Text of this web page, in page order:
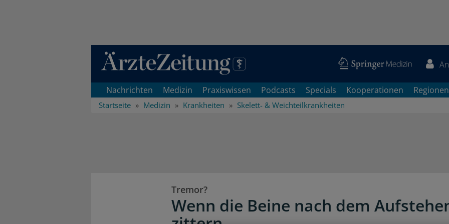
Direkt zum Inhaltsbereich
Nachrichten Medizin Praxiswissen Podcasts Specials Kooperationen Regionen
Startseite Medizin Krankheiten Skelett- & Weichteilkrankheiten
Tremor?
Wenn die Beine nach dem